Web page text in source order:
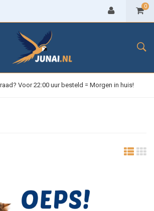
0
Voor 22:00 uur besteld = Morgen in huis!